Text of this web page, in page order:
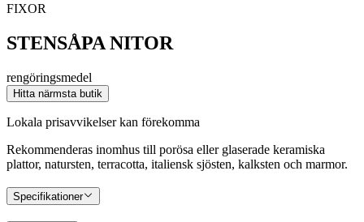
FIXOR
STENSÅPA NITOR
rengöringsmedel
Hitta närmsta butik
Lokala prisavvikelser kan förekomma
Rekommenderas inomhus till porösa eller glaserade keramiska
plattor, natursten, terracotta, italiensk sjösten, kalksten och marmor.
Specifikationer